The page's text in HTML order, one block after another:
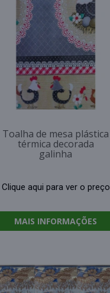
Toalha de mesa plástica
térmica decorada
galinha
Clique aqui para ver o preço
MAIS INFORMAÇÕES